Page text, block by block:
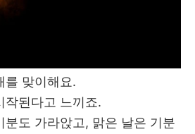
를 맞이해요.
작된다고 느끼죠.
분도 가라앉고, 맑은 날은 기분